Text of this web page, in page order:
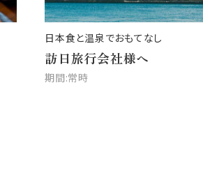
日本食と温泉でおもてなし
訪日旅行会社様へ
期間:常時